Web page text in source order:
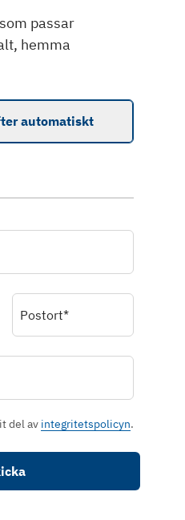
passar
hemma
automatiskt
Postort*
del av integritetspolicyn.